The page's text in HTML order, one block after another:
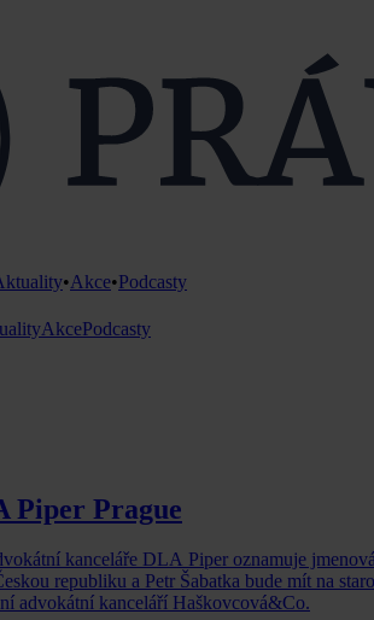
•Akce•Podcasty
AkcePodcasty
Piper Prague
kanceláře DLA Piper oznamuje
republiku a Petr Šabatka bude mít na
advokátní kanceláří Haškovcová&Co.